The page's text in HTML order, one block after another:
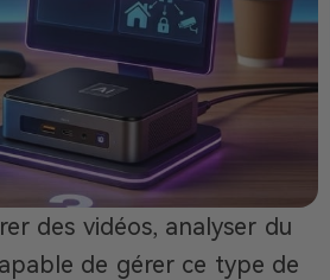
des vidéos, analyser du
de gérer ce type de